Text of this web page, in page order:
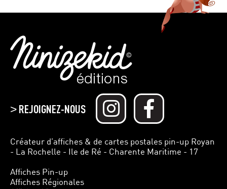
>REJOIGNEZ-NOUS
Créateur d’affiches & de cartes postales pin-up Royan
- La Rochelle - Ile de Ré - Charente Maritime - 17
Affiches Pin-up
Affiches Régionales